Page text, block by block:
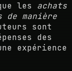
les achats
manière
sont
des
expérience